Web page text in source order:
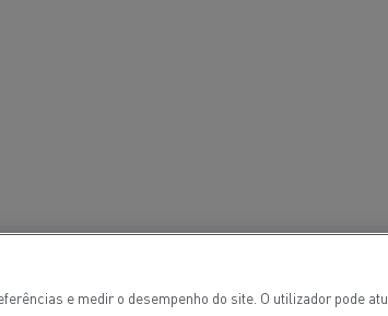
e medir o desempenho do site. O utilizador